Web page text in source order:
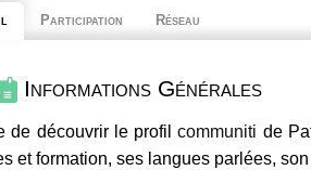
Participation Réseau
Informations Générales
de découvrir le profilcommuniti de
et formation, ses langues parlées,